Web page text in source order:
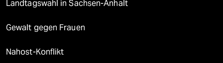
Landtagswahl in Sachsen-Anhalt
Gewalt gegen Frauen
Nahost-Konflikt